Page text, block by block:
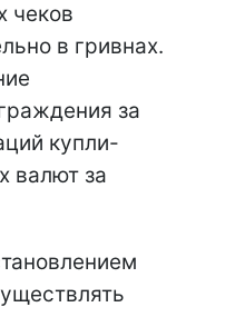
чеков
в гривнах.
за
купли-
валют за